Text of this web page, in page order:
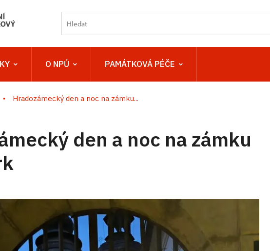
O NPÚ PAMÁTKOVÁ PÉČE
Hradozámecký den a noc na zámku...
den a noc na zámku